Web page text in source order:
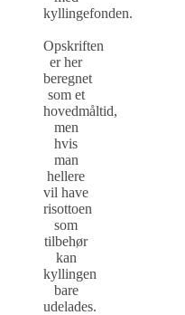
kyllingefonden.
Opskriften
er her
beregnet
som et
hovedmåltid,
men
hvis
man
hellere
vil have
risottoen
som
tilbehør
kan
kyllingen
bare
udelades.